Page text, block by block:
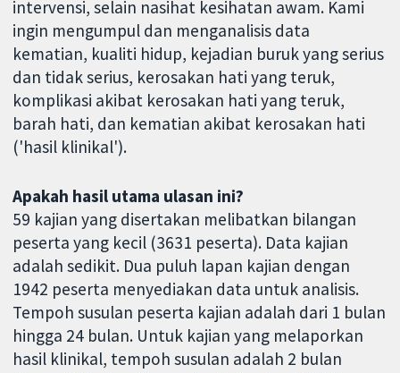
intervensi, selain nasihat kesihatan awam. Kami
ingin mengumpul dan menganalisis data
kematian, kualiti hidup, kejadian buruk yang serius
dan tidak serius, kerosakan hati yang teruk,
komplikasi akibat kerosakan hati yang teruk,
barah hati, dan kematian akibat kerosakan hati
('hasil klinikal').
Apakah hasil utama ulasan ini?
59 kajian yang disertakan melibatkan bilangan
peserta yang kecil (3631 peserta). Data kajian
adalah sedikit. Dua puluh lapan kajian dengan
1942 peserta menyediakan data untuk analisis.
Tempoh susulan peserta kajian adalah dari 1 bulan
hingga 24 bulan. Untuk kajian yang melaporkan
hasil klinikal, tempoh susulan adalah 2 bulan